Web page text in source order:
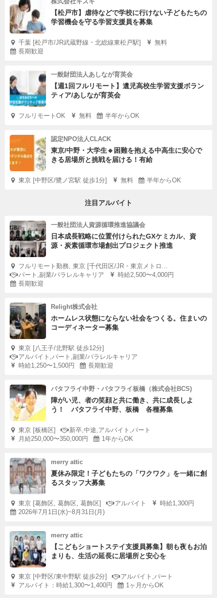
【松戸市】虐待などで学校に行けない子どもたちの
学習機会を守る学習支援員を募集
千葉 [松戸市/JR武蔵野線・北総線東松戸駅]
無料
長期歓迎
一般財団法人あしなが育英会
【週1回フルリモート】遺児高校生学習支援ボラン
ティア/あしなが育英会
フルリモートOK 無料 半年からOK
認定NPO法人CLACK
東京/中野・大学生🔹困難を抱える中高生に安心で
きる居場所と挑戦を届ける！有給
東京 [中野区/鷺ノ宮駅 徒歩1分] 無料 半年からOK
注目アルバイト
一般社団法人資源循環推進協議会
日本成長戦略に位置付けられたGXケミカル、資
源・炭素循環市場創出プロジェクト推進
フルリモート勤務, 東京 [千代田区/JR・東京メトロ...
パート,副業/パラレルキャリア
時給2,500〜4,000円
長期歓迎
Relight株式会社
ホームレス状態にならない社会をつくる。住まいの
コーディネーター募集
東京 [八王子/北野駅 徒歩12分]
アルバイト,パート,副業/パラレルキャリア
時給1,250〜1,500円
長期歓迎
バタフライ中野・バタフライ板橋（株式会社BCS)
障がい児、者の笑顔と共に働き、共に成長しよ
う！ バタフライ中野、板橋 各種募集
東京 [板橋区]
新卒,中途,アルバイト,パート
月給250,000〜350,000円
1年からOK
merry attic
夏休み限定！子どもたちの「ワクワク」を一緒に創
るスタッフ大募集
東京 [葛飾区, 葛飾区, 葛飾区] アルバイト
時給1,300円
2026年7月1日(水)~8月31日(月)
merry attic
【こどもショートステイ支援員募集】朝も夜もお泊
まりも、生活の延長に居場所と安心を
東京 [中野区/東中野駅 徒歩2分]
アルバイト,パート
アルバイト：時給1,300〜1,400円
1ヶ月からOK